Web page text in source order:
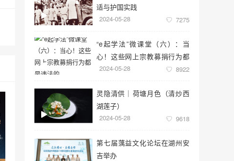
适与护国实践
2024-05-28 7275
“e起学法”微课堂（六）：当
心！这些网上宗教募捐行为都
是违法的
2024-05-28 8922
灵隐清供｜​荷塘月色（清炒西
湖莲子）
2024-05-28 9618
第七届蕅益文化论坛在湖州安
吉举办